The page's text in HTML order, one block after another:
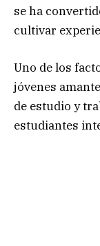
se ha
cultivar
Uno de los
jóvenes
de estudio y
estudiantes